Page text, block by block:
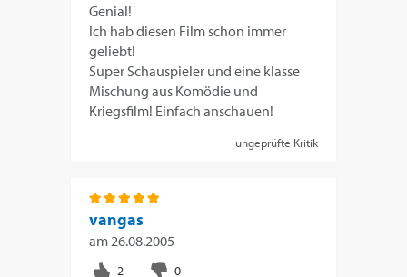
Genial!
Ich hab diesen Film schon immer
geliebt!
Super Schauspieler und eine klasse
Mischung aus Komödie und
Kriegsfilm! Einfach anschauen!
ungeprüfte Kritik
vangas
am 26.08.2005